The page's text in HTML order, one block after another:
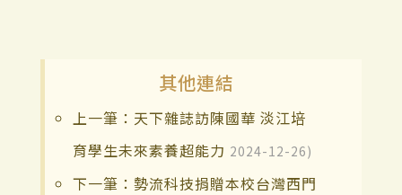
其他連結
上一筆：天下雜誌訪陳國華 淡江培
育學生未來素養超能力 2024-12-26)
下一筆：勢流科技捐贈本校台灣西門